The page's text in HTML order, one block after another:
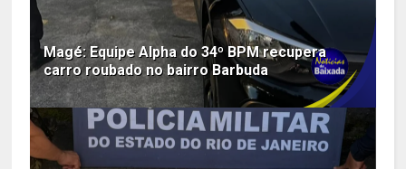
Magé: Equipe Alpha do 34º BPM recupera
carro roubado no bairro Barbuda